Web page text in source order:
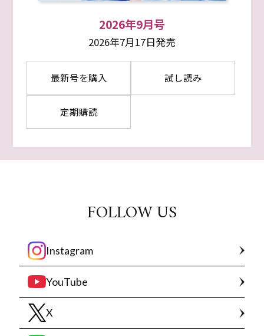
2026年9月号
2026年7月17日発売
最新号を購入 試し読み
定期購読
FOLLOW US
Instagram
YouTube
X